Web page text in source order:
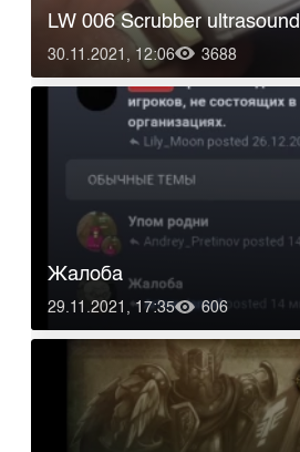
30.11.2021, 12:06 3688
LW 006 Scrubber ultrasound
29.11.2021, 17:35 606
Жалоба